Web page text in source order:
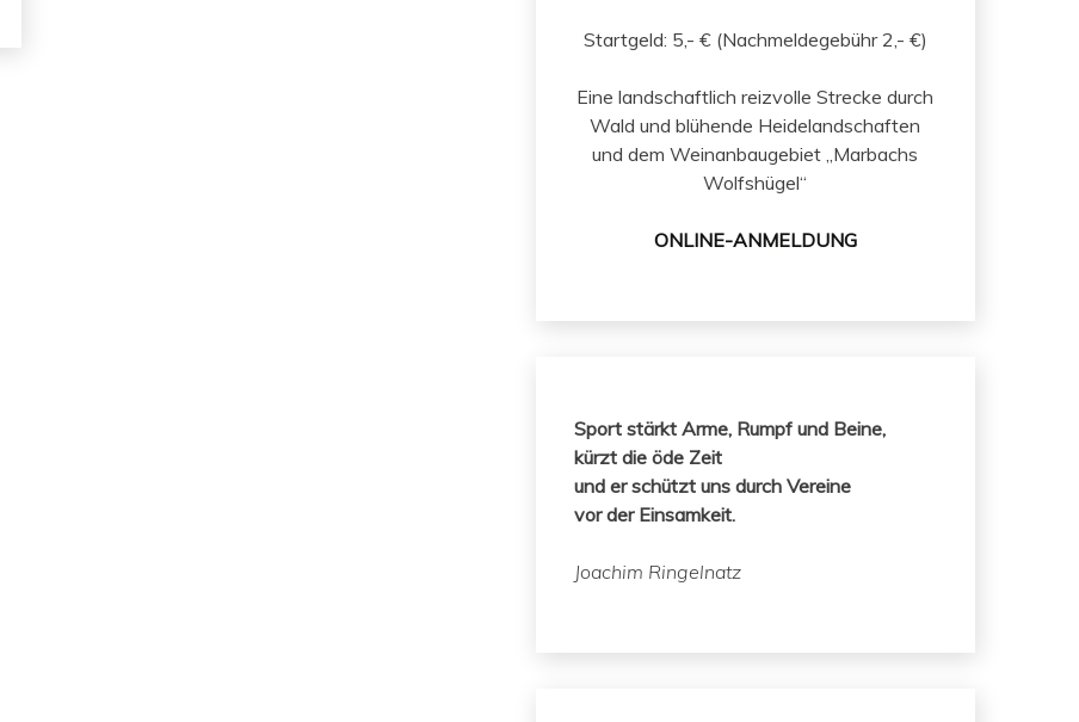
Startgeld: 5,- € (Nachmeldegebühr 2,- €)
Eine landschaftlich reizvolle Strecke durch
Wald und blühende Heidelandschaften
und dem Weinanbaugebiet „Marbachs
Wolfshügel“
ONLINE-ANMELDUNG
Sport stärkt Arme, Rumpf und Beine,
kürzt die öde Zeit
und er schützt uns durch Vereine
vor der Einsamkeit.
Joachim Ringelnatz